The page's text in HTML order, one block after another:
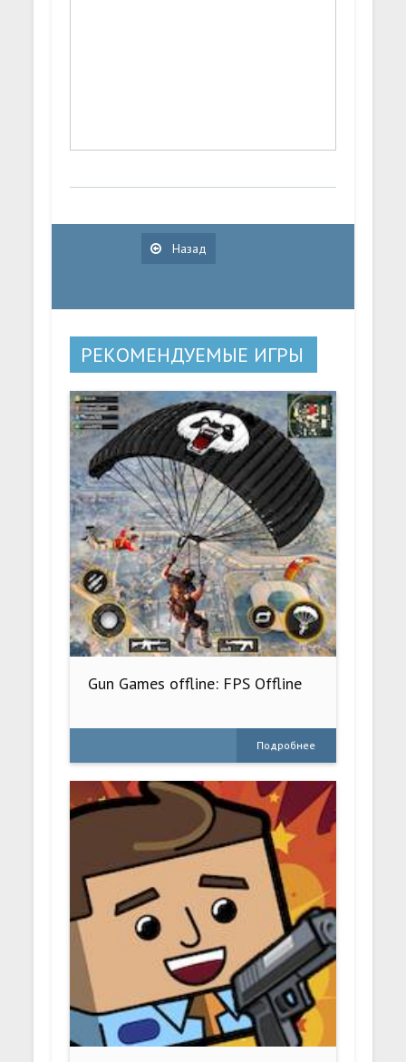
Назад
РЕКОМЕНДУЕМЫЕ ИГРЫ
Gun Games offline: FPS Offline
Подробнее